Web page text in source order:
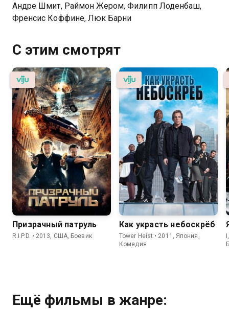
Андре Шмит, Раймон Жером, Филипп Лоденбаш,
Френсис Коффине, Люк Барни
С этим смотрят
Призрачный патруль
R.I.P.D. • 2013, США, Боевик
Как украсть небоскрёб
Tower Heist • 2011, Япония,
Комедия
Ещё фильмы в жанре: